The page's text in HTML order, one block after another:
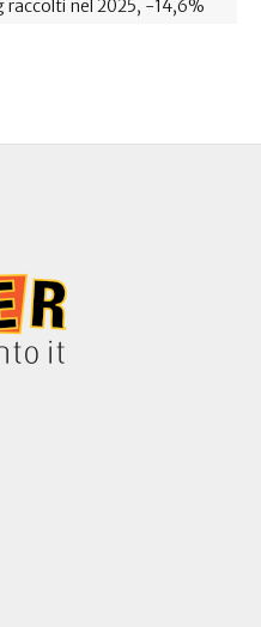
raccolti nel 2025, -14,6%